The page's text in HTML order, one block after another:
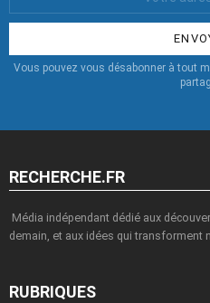
:
Vous pouvez vous désabonner à tout
RECHERCHE.FR
Média indépendant dédié aux
demain, et aux idées qui transforment
RUBRIQUES